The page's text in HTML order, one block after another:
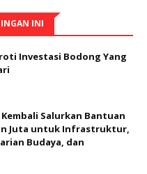
INI
Investasi Bodong Yang
Kembali Salurkan Bantuan
Juta untuk Infrastruktur,
Budaya, dan